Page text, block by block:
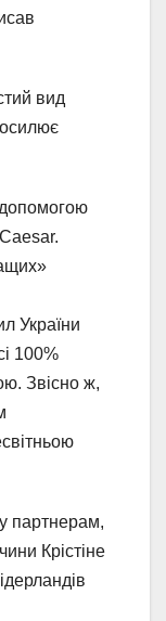
вид
України
100%
Звісно ж,
партнерам,
Крістіне